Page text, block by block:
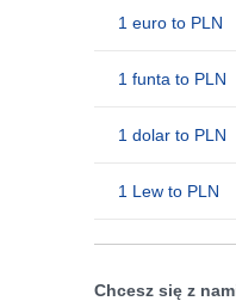
1 euro to PLN
1 funta to PLN
1 dolar to PLN
1 Lew to PLN
Chcesz się z